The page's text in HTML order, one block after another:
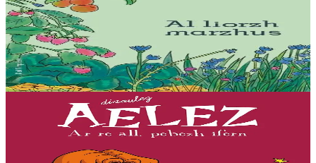
Al liorzh marzhus
Comment créer son potager ? Comment entretenir son jardin et
favoriser la biodiversité ? Des conseils jardinage initialement parus
dans la revue Ya!...
En stock18,00 €
L'enfer, c'est les autres